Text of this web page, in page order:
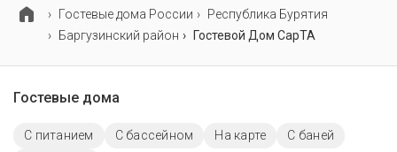
Гостевые дома России
Республика Бурятия
Баргузинский район
Гостевой Дом СарТА
Гостевые дома
С питанием С бассейном На карте
С баней